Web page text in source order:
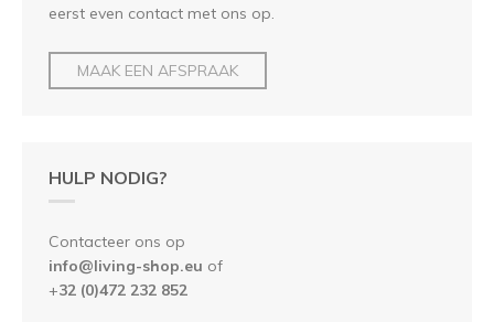
eerst even contact met ons op.
MAAK EEN AFSPRAAK
HULP NODIG?
Contacteer ons op
info@living-shop.eu of
+32 (0)472 232 852